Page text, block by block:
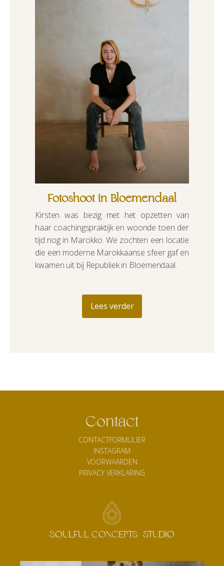
Fotoshoot in Bloemendaal
Kirsten was bezig met het opzetten van
haar coachingspraktijk en woonde toen der
tijd nog in Marokko. We zochten een locatie
die een moderne Marokkaanse sfeer gaf en
kwamen uit bij Republiek in Bloemendaal.
Lees verder
SOULFUL CONCEPTS STUDIO
Contact
CONTACTFORMULIER
INSTAGRAM
VOORWAARDEN
PRIVACY VERKLARING